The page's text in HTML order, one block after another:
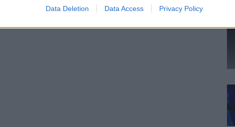
Data Deletion Data Access Privacy Policy